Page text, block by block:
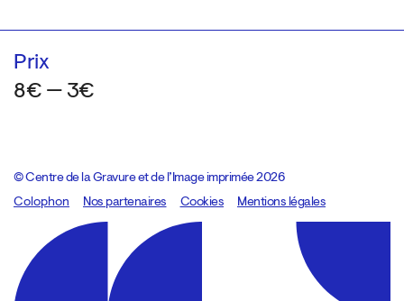
Prix
8€ — 3€
© Centre de la Gravure et de l’Image imprimée 2026
Colophon
Design:Marcel Kaczmarek, code:8080.studio
Nos partenaires Cookies Mentions légales